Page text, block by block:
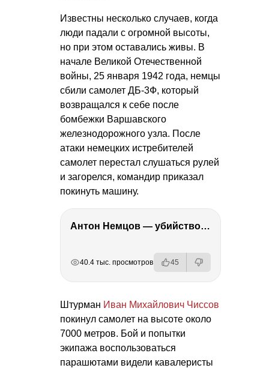
Известны несколько случаев, когда
люди падали с огромной высоты,
но при этом оставались живы. В
начале Великой Отечественной
войны, 25 января 1942 года, немцы
сбили самолет ДБ-3Ф, который
возвращался к себе после
бомбежки Варшавского
железнодорожного узла. После
атаки немецких истребителей
самолет перестал слушаться рулей
и загорелся, командир приказал
покинуть машину.
Антон Немцов — убийство Бориса Немцова, переезд в Дубай, семья и политика
40.4 тыс. просмотров 45
Штурман Иван Михайлович Чиссов
покинул самолет на высоте около
7000 метров. Бой и попытки
экипажа воспользоваться
парашютами видели кавалеристы